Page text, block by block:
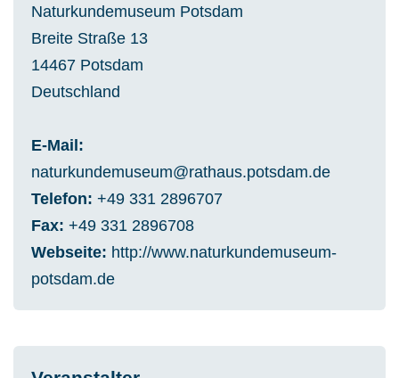
Naturkundemuseum Potsdam
Breite Straße 13
14467 Potsdam
Deutschland
E-Mail
naturkundemuseum@rathaus.potsdam.de
Telefon +49 331 2896707
Fax +49 331 2896708
Webseite
http://www.naturkundemuseum-
potsdam.de